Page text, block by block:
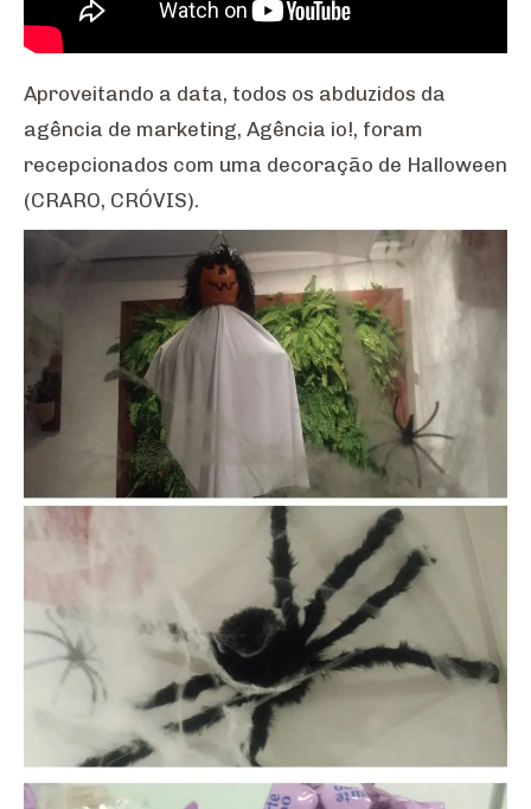
Aproveitando a data, todos os abduzidos da
agência de marketing, Agência io!, foram
recepcionados com uma decoração de Halloween
(CRARO, CRÓVIS).